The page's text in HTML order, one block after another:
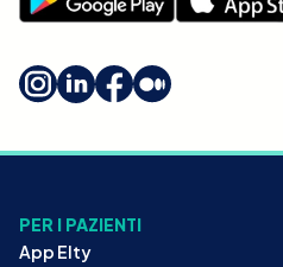
PER I PAZIENTI
App Elty